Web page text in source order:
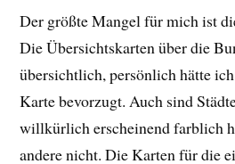
Der größte Mangel für mich ist
Die Übersichtskarten über die
übersichtlich, persönlich hätte
Karte bevorzugt. Auch sind
willkürlich erscheinend farblich
andere nicht. Die Karten für die